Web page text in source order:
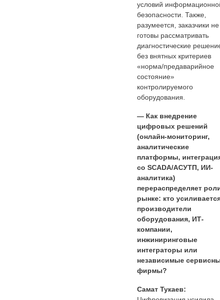
условий
безопасности. Также,
разумеется, заказчики не
готовы рассматривать
диагностические
без внятных критериев
«норма/предаварийное
состояние»
контролируемого
оборудования.
— Как внедрение
цифровых решений
(онлайн-мониторинг,
аналитические
платформы,
со SCADA/АСУТП, ИИ-
аналитика)
перераспределяет
рынке: кто
производители
оборудования, ИТ-
компании,
инжиниринговые
интеграторы или
независимые
фирмы?
Самат Тукаев: